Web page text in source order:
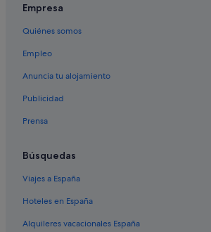
Empresa
Quiénes somos
Empleo
Anuncia tu alojamiento
Publicidad
Prensa
Búsquedas
Viajes a España
Hoteles en España
Alquileres vacacionales España